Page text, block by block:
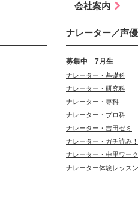
会社案内
ナレーター／声優
募集中 7月生
ナレーター・基礎科
ナレーター・研究科
ナレーター・専科
ナレーター・プロ科
ナレーター・吉田ゼミ
ナレーター・ガチ読み！
ナレーター・中里ワー
ナレーター体験レッスン